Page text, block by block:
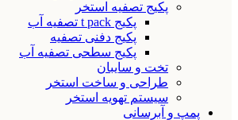
پکیج تصفیه استخر
پکیج t pack تصفیه آب
پکیج دفنی تصفیه
پکیج سطحی تصفیه آب
تخت و سایبان
طراحی و ساخت استخر
سیستم تهویه استخر
پمپ و آبرسانی